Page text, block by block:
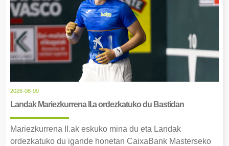
2026-08-09
Landak Mariezkurrena II.a ordezkatuko du Bastidan
Mariezkurrena II.ak eskuko mina du eta Landak
ordezkatuko du igande honetan CaixaBank Masterseko